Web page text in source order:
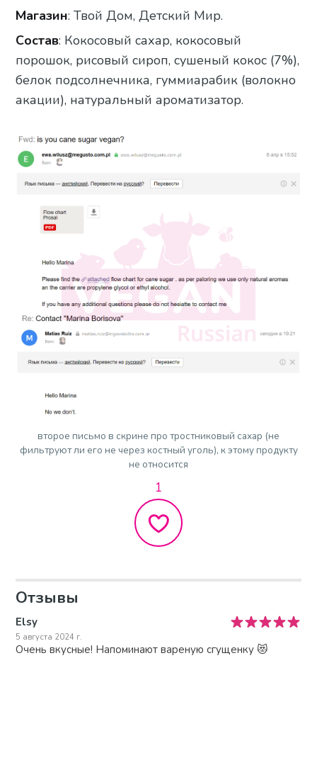
Магазин: Твой Дом, Детский Мир.
Состав: Кокосовый сахар, кокосовый
порошок, рисовый сироп, сушеный кокос (7%),
белок подсолнечника, гуммиарабик (волокно
акации), натуральный ароматизатор.
второе письмо в скрине про тростниковый сахар (не
фильтруют ли его не через костный уголь), к этому продукту
не относится
1
Отзывы
Elsy
5 августа 2024 г.
Очень вкусные! Напоминают вареную сгущенку 😻